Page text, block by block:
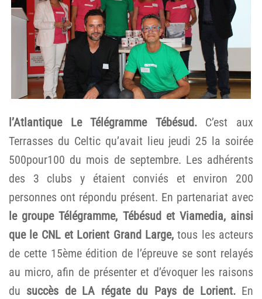
l’Atlantique Le Télégramme Tébésud.C’est aux
Terrasses du Celtic qu’avait lieu jeudi 25 la soirée
500pour100 du mois de septembre. Les adhérents
des 3 clubs y étaient conviés et environ 200
personnes ont répondu présent. En partenariat avec
le groupe Télégramme, Tébésud et Viamedia, ainsi
que le CNL et Lorient Grand Large, tous les acteurs
de cette 15ème édition de l’épreuve se sont relayés
au micro, afin de présenter et d’évoquer les raisons
du succès de LA régate du Pays de Lorient.En